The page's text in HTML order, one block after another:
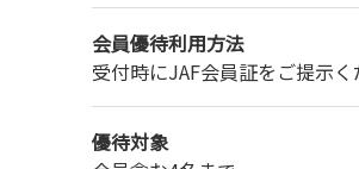
会員優待利用方法
受付時にJAF会員証をご提示く
優待対象